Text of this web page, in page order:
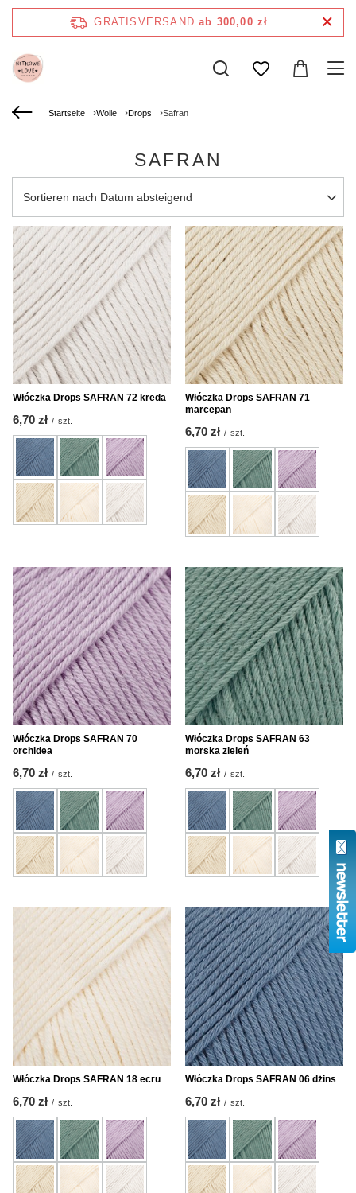
GRATISVERSAND ab 300,00 zł
Startseite Wolle Drops Safran
SAFRAN
Sortierung ändern
Sortieren nach Datum absteigend
Włóczka Drops SAFRAN 72 kreda
6,70 zł / szt.
Włóczka Drops SAFRAN 71
marcepan
6,70 zł / szt.
Włóczka Drops SAFRAN 70
orchidea
6,70 zł / szt.
Włóczka Drops SAFRAN 63
morska zieleń
6,70 zł / szt.
Włóczka Drops SAFRAN 18 ecru
6,70 zł / szt.
Włóczka Drops SAFRAN 06 dżins
6,70 zł / szt.